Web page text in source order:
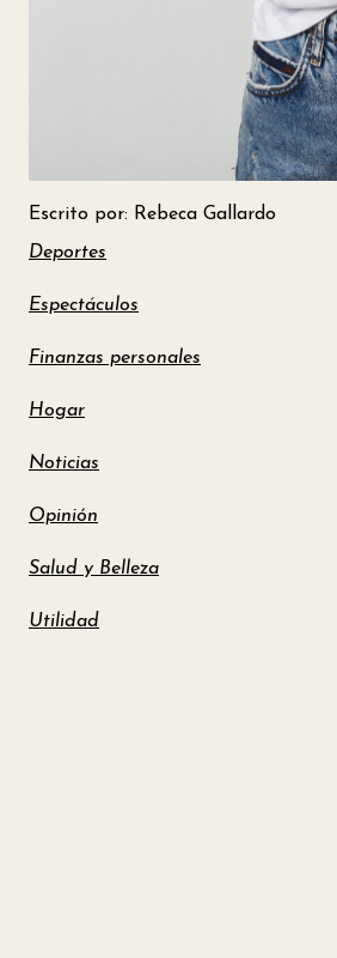
Escrito por: Rebeca Gallardo
Deportes
Espectáculos
Finanzas personales
Hogar
Noticias
Opinión
Salud y Belleza
Utilidad